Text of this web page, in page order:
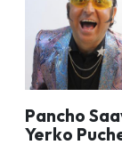
Pancho
Yerko